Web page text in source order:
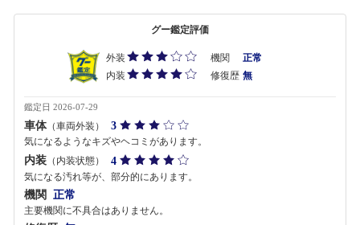
グー鑑定評価
外装 機関
正常
内装
修復歴 無
鑑定日 2026-07-29
車体（車両外装） 3
気になるようなキズやヘコミがあります。
内装 （内装状態） 4
気になる汚れ等が、部分的にあります。
機関 正常
主要機関に不具合はありません。